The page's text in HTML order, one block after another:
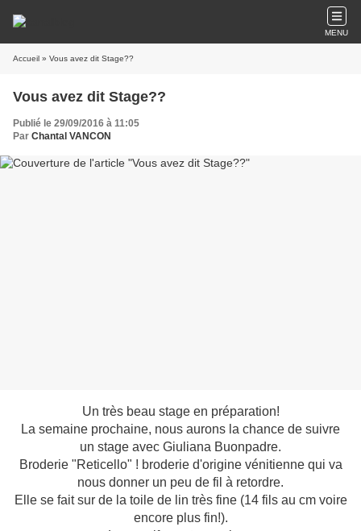
MENU
Accueil » Vous avez dit Stage??
Vous avez dit Stage??
Publié le 29/09/2016 à 11:05
Par Chantal VANCON
Un très beau stage en préparation!
La semaine prochaine, nous aurons la chance de suivre
un stage avec Giuliana Buonpadre.
Broderie "Reticello" ! broderie d'origine vénitienne qui va
nous donner un peu de fil à retordre.
Elle se fait sur de la toile de lin très fine (14 fils au cm voire
encore plus fin!).